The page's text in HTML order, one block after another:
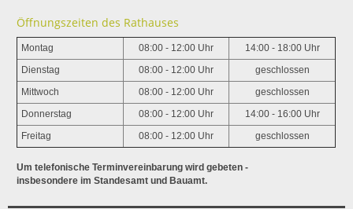
Öffnungszeiten des Rathauses
Montag 08:00 - 12:00 Uhr 14:00 - 18:00 Uhr
Dienstag 08:00 - 12:00 Uhr geschlossen
Mittwoch 08:00 - 12:00 Uhr geschlossen
Donnerstag 08:00 - 12:00 Uhr 14:00 - 16:00 Uhr
Freitag 08:00 - 12:00 Uhr geschlossen
Um telefonische Terminvereinbarung wird gebeten -
insbesondere im Standesamt und Bauamt.